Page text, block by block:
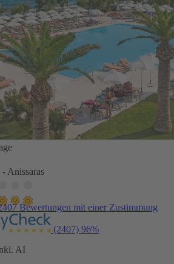
Anissaras
Bewertungen mit einer Zustimmung
(2407) 96%
AI